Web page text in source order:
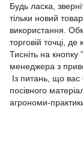
Будь ласка,
тільки новий
використання.
торговій точці, де
Тисніть на
менеджера з
Із питань, що
посівного
агрономи-